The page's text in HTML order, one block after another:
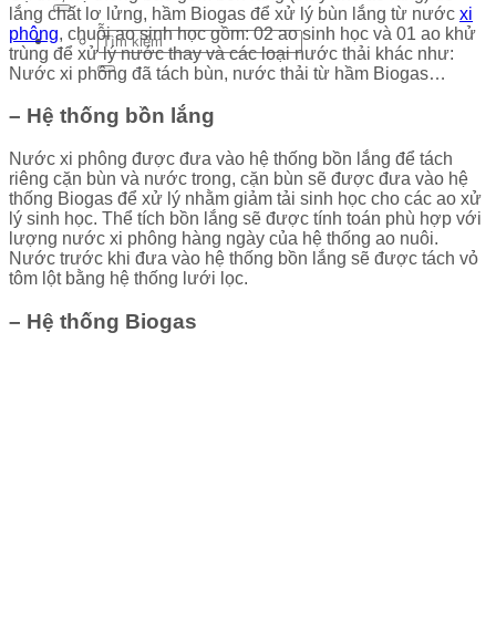
lắng chất lơ lửng, hầm Biogas để xử lý bùn lắng từ nước xi
phông, chuỗi ao sinh học gồm: 02 ao sinh học và 01 ao khử
trùng để xử lý nước thay và các loại nước thải khác như:
Nước xi phông đã tách bùn, nước thải từ hầm Biogas…
– Hệ thống bồn lắng
Nước xi phông được đưa vào hệ thống bồn lắng để tách
riêng cặn bùn và nước trong, cặn bùn sẽ được đưa vào hệ
thống Biogas để xử lý nhằm giảm tải sinh học cho các ao xử
lý sinh học. Thể tích bồn lắng sẽ được tính toán phù hợp với
lượng nước xi phông hàng ngày của hệ thống ao nuôi.
Nước trước khi đưa vào hệ thống bồn lắng sẽ được tách vỏ
tôm lột bằng hệ thống lưới lọc.
– Hệ thống Biogas